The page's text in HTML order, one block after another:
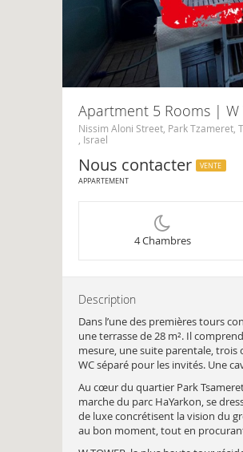
Apartment 5 Rooms | W
Nissim Aloni Street, Park Tzameret,
, Israel
Nous contacter
VENTE
APPARTEMENT
4 Chambres
Description
Dans l’une des premières tours
une terrasse de 28 m². Il
mesure, une suite parentale, trois
WC séparé pour les invités. Une
Au cœur du quartier Park
marche du parc HaYarkon, se
de luxe concrétisent la vision du
au bon moment, tout en